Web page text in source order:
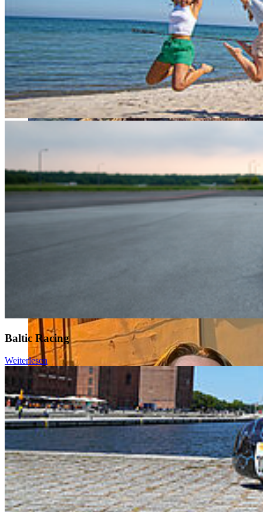
Baltic Racing
Weiterlesen